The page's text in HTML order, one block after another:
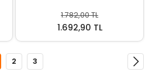
1.782,00 TL
1.692,90 TL
2 3